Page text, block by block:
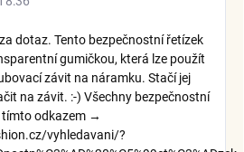
dotaz. Tento bezpečnostní řetízek
gumičkou, která lze použít
závit na náramku. Stačí jej
na závit. :-) Všechny bezpečnostní
tímto odkazem →
vyhledavani/?